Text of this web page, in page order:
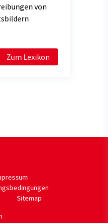
von
Zum Lexikon
Sitemap